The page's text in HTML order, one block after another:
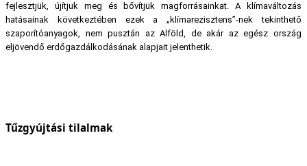
fejlesztjük, újítjuk meg és bővítjük magforrásainkat. A klímaváltozás
hatásainak következtében ezek a „klímarezisztens”-nek tekinthető
szaporítóanyagok, nem pusztán az Alföld, de akár az egész ország
eljövendő erdőgazdálkodásának alapjait jelenthetik.
Tűzgyújtási tilalmak